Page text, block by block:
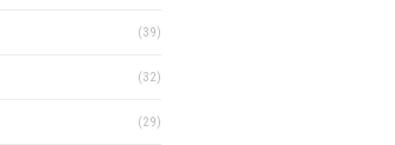
(39)
(32)
(29)